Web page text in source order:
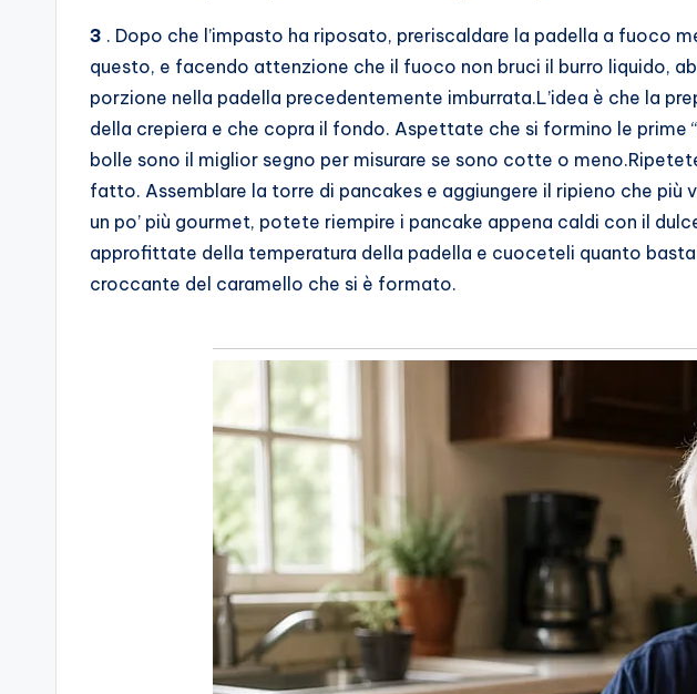
3 . Dopo che l’impasto ha riposato, preriscaldare la padella a fuoco
questo, e facendo attenzione che il fuoco non bruci il burro liquido,
porzione nella padella precedentemente imburrata.L’idea è che la
della crepiera e che copra il fondo. Aspettate che si formino le prime
bolle sono il miglior segno per misurare se sono cotte o
fatto. Assemblare la torre di pancakes e aggiungere il ripieno che più
un po’ più gourmet, potete riempire i pancake appena caldi con il
approfittate della temperatura della padella e cuoceteli quanto
croccante del caramello che si è formato.